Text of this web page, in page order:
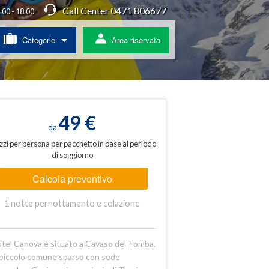
- 18.00 Call Center 0471 806677
Categorie Area riservata
da49 €
per persona per pacchetto in base al periodo
di soggiorno
Calcola preventivo
1 notte pernottamento e colazione
Canova è situato a Cavaso del Tomba,
comune sparso con sede